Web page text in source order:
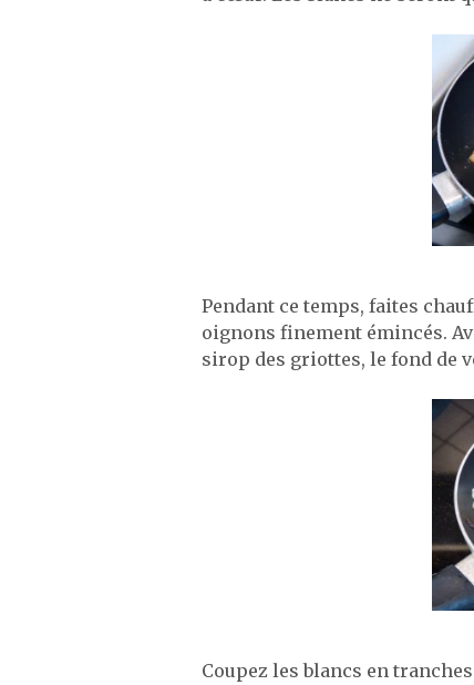
Pendant ce temps, faites
oignons finement émincés.
sirop des griottes, le fond de
Coupez les blancs en